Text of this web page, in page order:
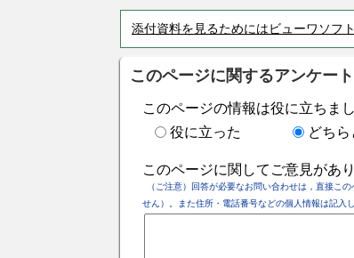
添付資料を見るためにはビューワソフ
このページに関するアンケート
このページの情報は役に立ちま
役に立った
どち
このページに関してご意見があ
（ご注意）回答が必要なお問い合わせは，直接こ
せん）。また住所・電話番号などの個人情報は記入